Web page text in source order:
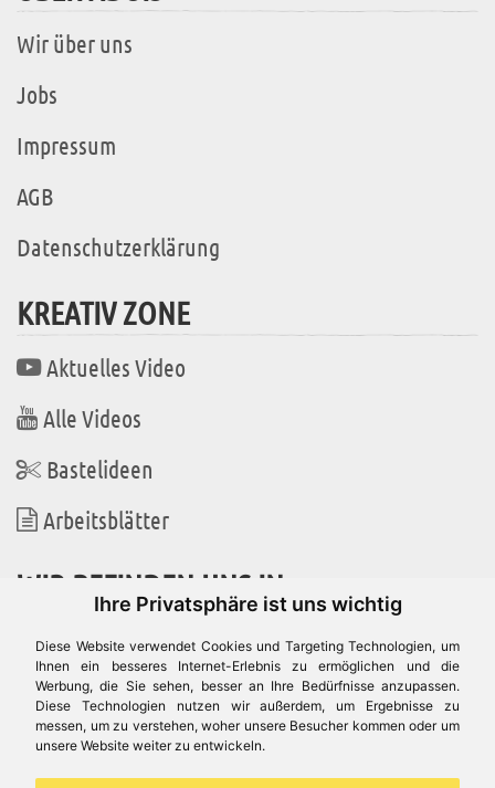
Ihre Privatsphäre ist uns wichtig
Diese Website verwendet Cookies und Targeting Technologien, um
Ihnen ein besseres Internet-Erlebnis zu ermöglichen und die
Werbung, die Sie sehen, besser an Ihre Bedürfnisse anzupassen.
Diese Technologien nutzen wir außerdem, um Ergebnisse zu
messen, um zu verstehen, woher unsere Besucher kommen oder um
unsere Website weiter zu entwickeln.
Wir über uns
Jobs
Impressum
AGB
Datenschutzerklärung
KREATIV ZONE
Aktuelles Video
Alle Videos
Bastelideen
Arbeitsblätter
WIR BEFINDEN UNS IN
Es gibt uns auch in